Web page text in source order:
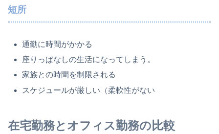
短所
通勤に時間がかかる
座りっぱなしの生活になってしまう。
家族との時間を制限される
スケジュールが厳しい（柔軟性がない
在宅勤務とオフィス勤務の比較